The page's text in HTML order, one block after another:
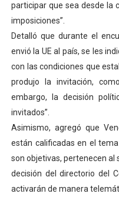
participar que sea desde la
imposiciones”.
Detalló que durante el
envió la UE al país, se les
con las condiciones que
produjo la invitación,
embargo, la decisión
invitados”.
Asimismo, agregó que
están calificadas en el
son objetivas, pertenecen al
decisión del directorio del
activarán de manera